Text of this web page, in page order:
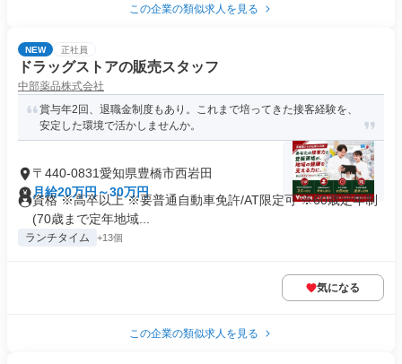
この企業の類似求人を見る
NEW 正社員
ドラッグストアの販売スタッフ
中部薬品株式会社
賞与年2回、退職金制度もあり。これまで培ってきた接客経験を、
安定した環境で活かしませんか。
〒440-0831愛知県豊橋市西岩田
月給20万円～30万円
資格 ※高卒以上 ※要普通自動車免許/AT限定可 ※60歳定年制
(70歳まで定年地域...
ランチタイム +13個
気になる
この企業の類似求人を見る